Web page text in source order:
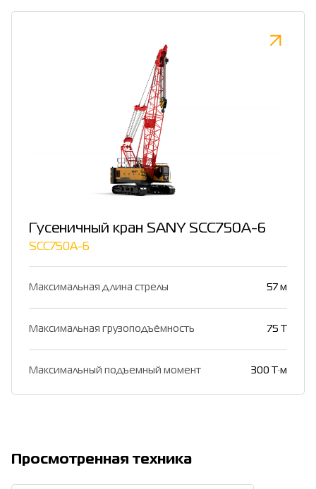
Гусеничный кран SANY SCC750A-6
SCC750A-6
Максимальная длина стрелы 57 м
Максимальная грузоподъёмность 75 Т
Максимальный подъемный момент 300 Т·м
Просмотренная техника